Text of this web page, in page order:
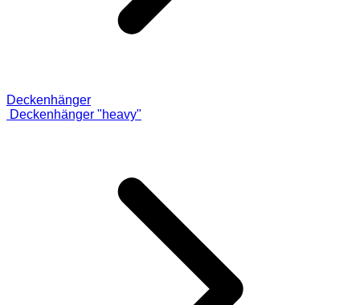
Deckenhänger
Deckenhänger "heavy"